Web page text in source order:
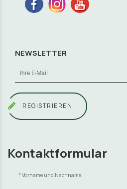
NEWSLETTER
REGISTRIEREN
Kontaktformular
Vorname und Nachname: